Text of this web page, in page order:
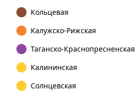
Кольцевая
Калужско-Рижская
Таганско-Краснопресненская
Калининская
Солнцевская